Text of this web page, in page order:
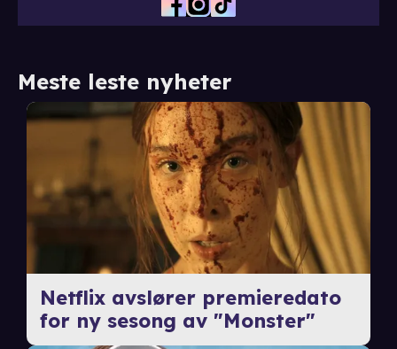
Meste leste nyheter
Netflix avslører premieredato
for ny sesong av "Monster"